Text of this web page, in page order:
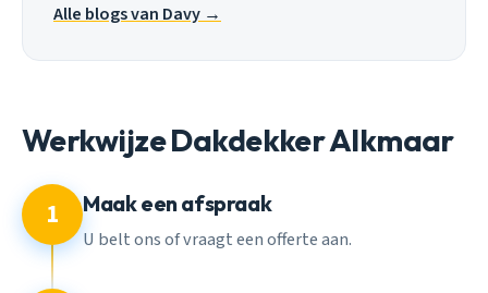
Alle blogs van Davy →
Werkwijze Dakdekker Alkmaar
1 Maak een afspraak
U belt ons of vraagt een offerte aan.